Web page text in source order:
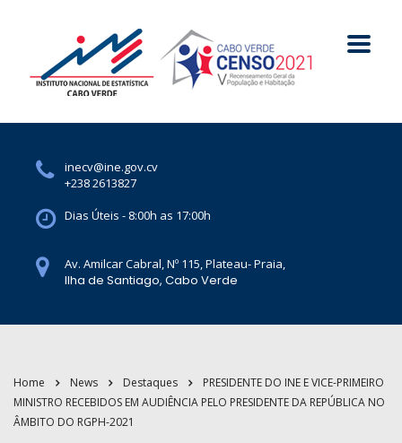
inecv@ine.gov.cv
+238 2613827
Dias Úteis - 8:00h as 17:00h
Av. Amilcar Cabral, Nº 115, Plateau- Praia,
Ilha de Santiago, Cabo Verde
Home News Destaques
PRESIDENTE DO INE E VICE-PRIMEIRO
MINISTRO RECEBIDOS EM AUDIÊNCIA PELO PRESIDENTE DA REPÚBLICA NO
ÂMBITO DO RGPH-2021